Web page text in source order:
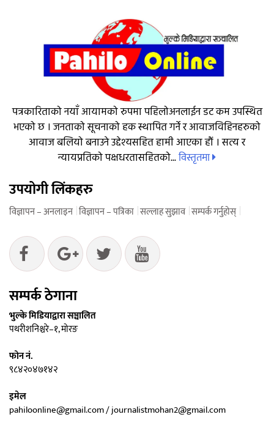
पत्रकारिताको नयाँ आयामको रुपमा पहिलोअनलाईन डट कम उपस्थित
भएको छ । जनताको सूचनाको हक स्थापित गर्ने र आवाजविहिनहरुको
आवाज बलियो बनाउने उद्देश्यसहित हामी आएका हौं । सत्य र
न्यायप्रतिको पक्षधरतासहितको...विस्तृतमा
उपयोगी लिंकहरु
विज्ञापन – अनलाइन विज्ञापन – पत्रिका सल्लाह सुझाव सम्पर्क गर्नुहोस्
सम्पर्क ठेगाना
भुल्के मिडियाद्वारा सञ्चालित
पथरीशनिश्चरे–१, मोरङ
फोन नं.
९८४२०४७१४२
इमेल
pahiloonline@gmail.com / journalistmohan2@gmail.com